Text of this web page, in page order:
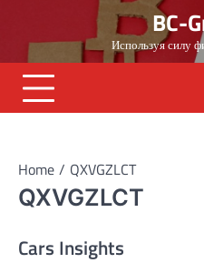
content
BC-
Используя силу
Home QXVGZLCT
QXVGZLCT
Cars Insights